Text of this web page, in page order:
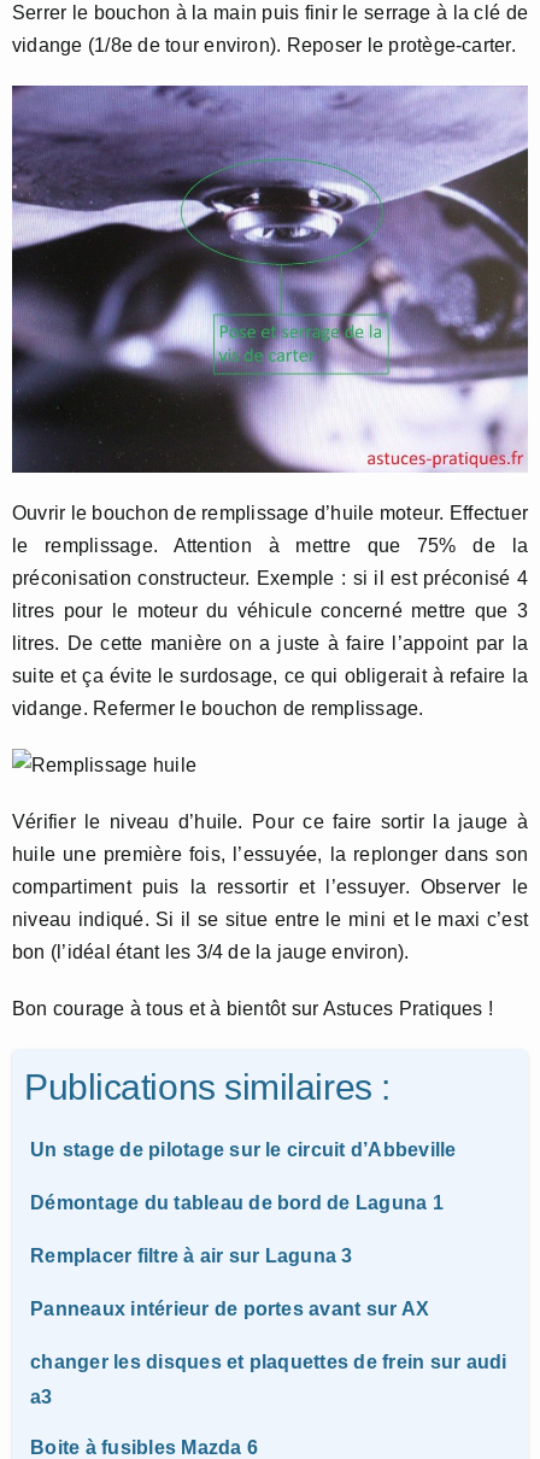
Serrer le bouchon à la main puis finir le serrage à la clé de
vidange (1/8e de tour environ). Reposer le protège-carter.
Ouvrir le bouchon de remplissage d’huile moteur. Effectuer
le remplissage. Attention à mettre que 75% de la
préconisation constructeur. Exemple : si il est préconisé 4
litres pour le moteur du véhicule concerné mettre que 3
litres. De cette manière on a juste à faire l’appoint par la
suite et ça évite le surdosage, ce qui obligerait à refaire la
vidange. Refermer le bouchon de remplissage.
Vérifier le niveau d’huile. Pour ce faire sortir la jauge à
huile une première fois, l’essuyée, la replonger dans son
compartiment puis la ressortir et l’essuyer. Observer le
niveau indiqué. Si il se situe entre le mini et le maxi c’est
bon (l’idéal étant les 3/4 de la jauge environ).
Bon courage à tous et à bientôt sur Astuces Pratiques !
Publications similaires :
Un stage de pilotage sur le circuit d’Abbeville
Démontage du tableau de bord de Laguna 1
Remplacer filtre à air sur Laguna 3
Panneaux intérieur de portes avant sur AX
changer les disques et plaquettes de frein sur audi
a3
Boite à fusibles Mazda 6